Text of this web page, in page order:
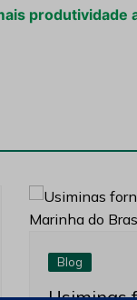
produtividade
Blog